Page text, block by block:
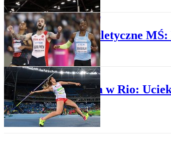
LEKKOATLETYKA
Lekkoatletyczne MŚ:
SPORT
Igrzyska w Rio: